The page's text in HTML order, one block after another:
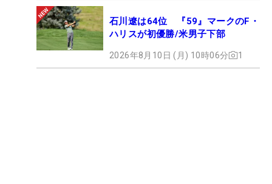
石川遼は64位 『59』マークのF・
ハリスが初優勝/米男子下部
2026年8月10日 (月) 10時06分 1